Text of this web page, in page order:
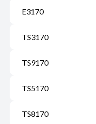
E3170
TS3170
TS9170
TS5170
TS8170